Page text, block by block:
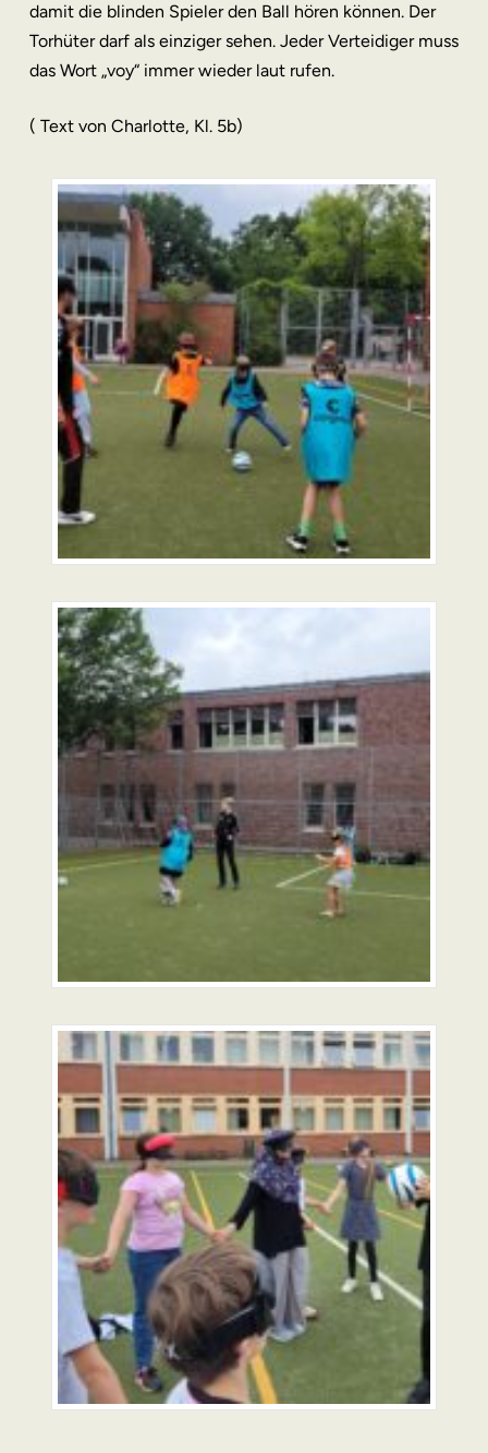
damit die blinden Spieler den Ball hören können. Der
Torhüter darf als einziger sehen. Jeder Verteidiger muss
das Wort „voy“ immer wieder laut rufen.
( Text von Charlotte, Kl. 5b)